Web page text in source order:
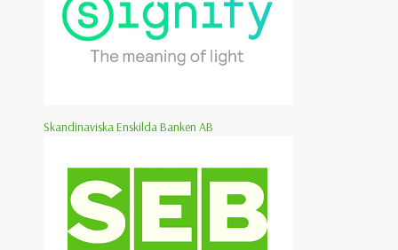
Skandinaviska Enskilda Banken AB